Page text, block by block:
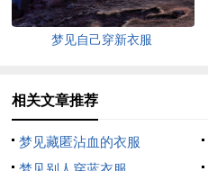
梦见自己穿新衣服
相关文章推荐
梦见藏匿沾血的衣服